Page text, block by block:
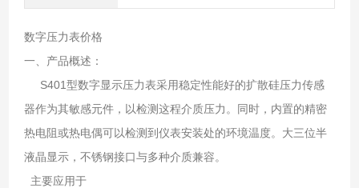
数字压力表价格
一、产品概述：
S401型数字显示压力表采用稳定性能好的扩散硅压力传感
器作为其敏感元件，以检测这程介质压力。同时，内置的精密
热电阻或热电偶可以检测到仪表安装处的环境温度。大三位半
液晶显示，不锈钢接口与多种介质兼容。
主要应用于